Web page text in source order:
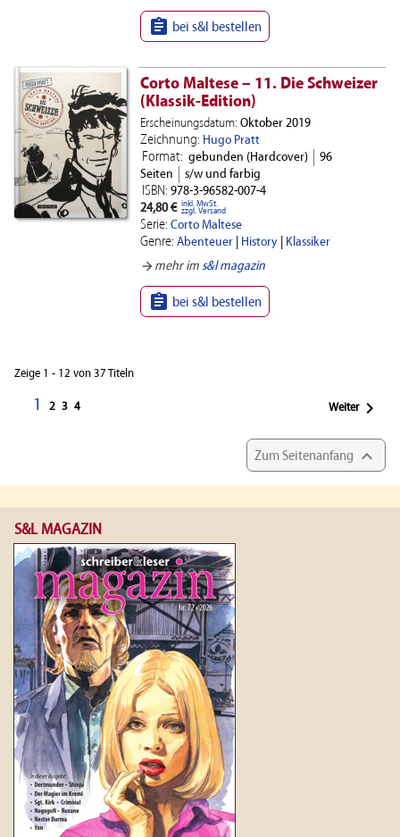
 bei s&l bestellen
Corto Maltese – 11. Die Schweizer
(Klassik-Edition)
Erscheinungsdatum: Oktober 2019
Zeichnung: Hugo Pratt
Format: gebunden (Hardcover)
96
Seiten
s/w und farbig
ISBN: 978-3-96582-007-4
24,80 € inkl. MwSt.
zzgl. Versand
Serie: Corto Maltese
Genre: Abenteuer| History| Klassiker
arrow_forward mehr im s&l magazin
 bei s&l bestellen
Zeige 1 - 12 von 37 Titeln
1 2 3 4 Weiter
Zum Seitenanfang 
S&L MAGAZIN